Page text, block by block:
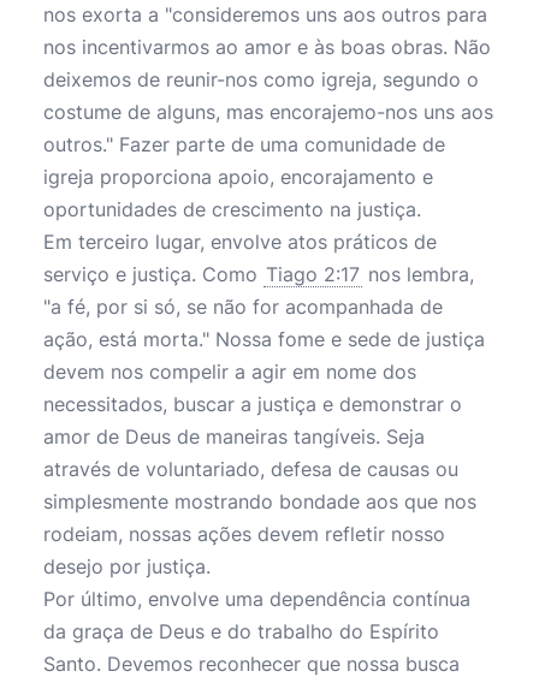
nos exorta a "consideremos uns aos outros para
nos incentivarmos ao amor e às boas obras. Não
deixemos de reunir-nos como igreja, segundo o
costume de alguns, mas encorajemo-nos uns aos
outros." Fazer parte de uma comunidade de
igreja proporciona apoio, encorajamento e
oportunidades de crescimento na justiça.
Em terceiro lugar, envolve atos práticos de
serviço e justiça. Como Tiago 2:17 nos lembra,
"a fé, por si só, se não for acompanhada de
ação, está morta." Nossa fome e sede de justiça
devem nos compelir a agir em nome dos
necessitados, buscar a justiça e demonstrar o
amor de Deus de maneiras tangíveis. Seja
através de voluntariado, defesa de causas ou
simplesmente mostrando bondade aos que nos
rodeiam, nossas ações devem refletir nosso
desejo por justiça.
Por último, envolve uma dependência contínua
da graça de Deus e do trabalho do Espírito
Santo. Devemos reconhecer que nossa busca